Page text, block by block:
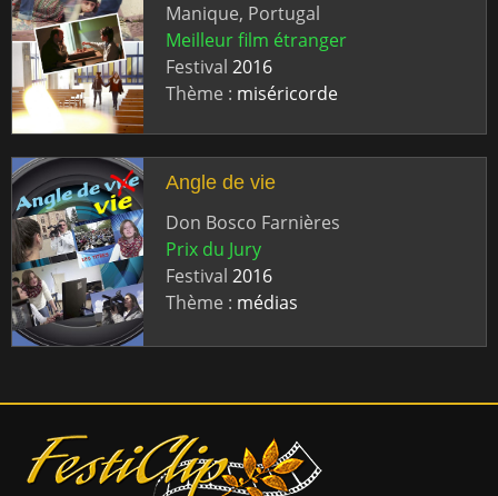
Manique, Portugal
Meilleur film étranger
Festival 2016
Thème : miséricorde
Angle de vie
Don Bosco Farnières
Prix du Jury
Festival 2016
Thème : médias